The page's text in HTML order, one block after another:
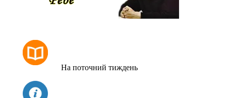
На поточний тиждень